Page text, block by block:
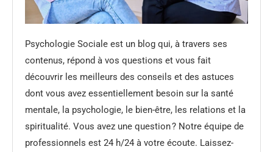
Psychologie Sociale est un blog qui, à travers ses
contenus, répond à vos questions et vous fait
découvrir les meilleurs des conseils et des astuces
dont vous avez essentiellement besoin sur la santé
mentale, la psychologie, le bien-être, les relations et la
spiritualité. Vous avez une question ? Notre équipe de
professionnels est 24 h/24 à votre écoute. Laissez-